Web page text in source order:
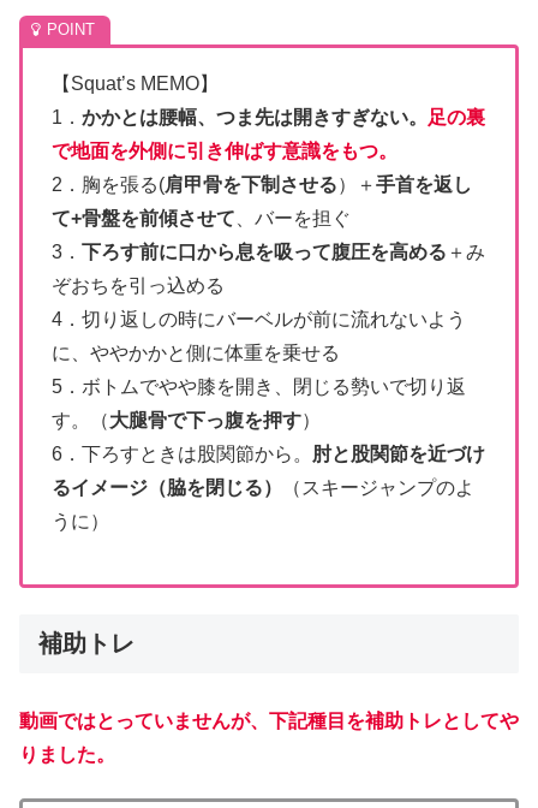
【Squat’s MEMO】
1． かかとは腰幅、つま先は開きすぎない。
足の裏
で地面を外側に引き伸ばす意識をもつ。
2．胸を張る(肩甲骨を下制させる）＋手首を返し
て+骨盤を前傾させて 、バーを担ぐ
3． 下ろす前に口から息を吸って腹圧を高める ＋み
ぞおちを引っ込める
4．切り返しの時にバーベルが前に流れないよう
に、ややかかと側に体重を乗せる
5．ボトムでやや膝を開き、閉じる勢いで切り返
す。（大腿骨で下っ腹を押す）
6．下ろすときは股関節から。 肘と股関節を近づけ
るイメージ（脇を閉じる）
（スキージャンプのよ
うに）
補助トレ
動画ではとっていませんが、下記種目を補助トレとしてや
りました。